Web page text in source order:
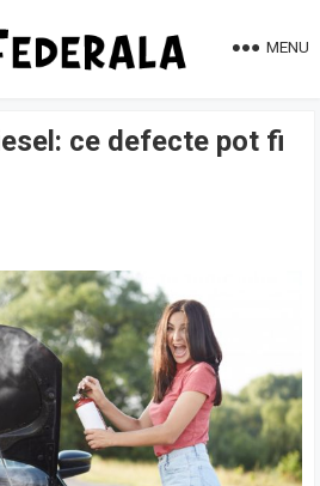
MENU
ce defecte pot fi